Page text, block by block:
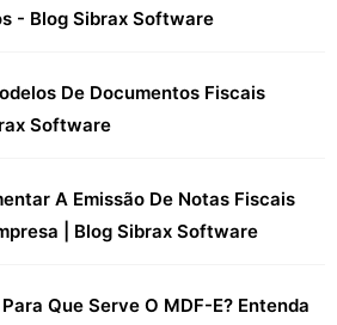
- Blog Sibrax Software
De Documentos Fiscais
Software
A Emissão De Notas Fiscais
| Blog Sibrax Software
Que Serve O MDF-E? Entenda